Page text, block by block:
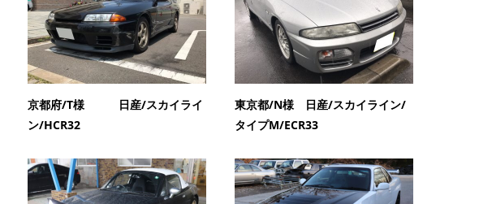
京都府/T様 日産/スカイライ
ン/HCR32
東京都/N様 日産/スカイライン/
タイプM/ECR33